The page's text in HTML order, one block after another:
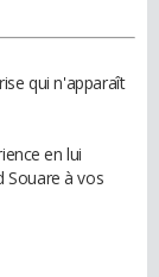
qui n'apparaît
en lui
Souare à vos